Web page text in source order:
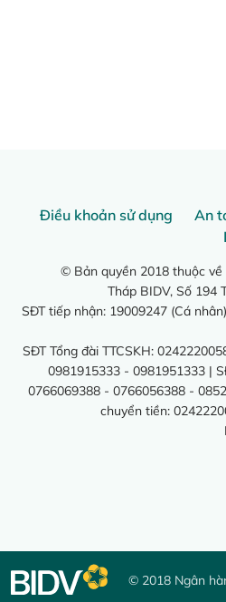
Điều khoản sử dụng An
© Bản quyền 2018 thuộc
Tháp BIDV, Số 194
SĐT tiếp nhận: 19009247 (Cá
SĐT Tổng đài TTCSKH:
0981915333 - 0981951333 |
0766069388 - 0766056388 -
chuyển tiền:
© 2018 Ngân